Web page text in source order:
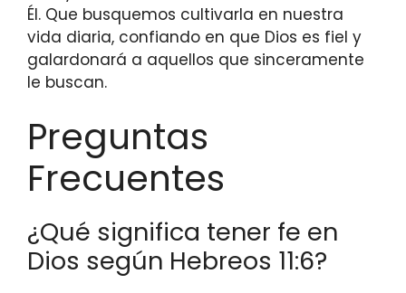
Él. Que busquemos cultivarla en nuestra
vida diaria, confiando en que Dios es fiel y
galardonará a aquellos que sinceramente
le buscan.
Preguntas
Frecuentes
¿Qué significa tener fe en
Dios según Hebreos 11:6?